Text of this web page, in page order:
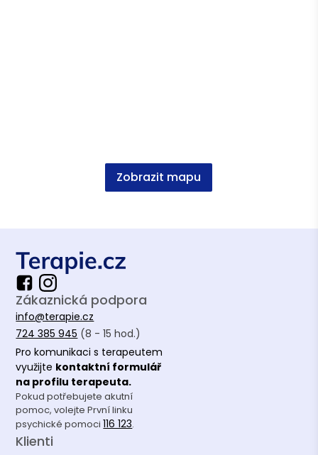
Video •YouTube
Zobrazit mapu
Zákaznická podpora
info@terapie.cz
724 385 945 (8 - 15 hod.)
Pro komunikaci s terapeutem
využijte kontaktní formulář
na profilu terapeuta.
Pokud potřebujete akutní
pomoc, volejte První linku
psychické pomoci116 123.
Klienti